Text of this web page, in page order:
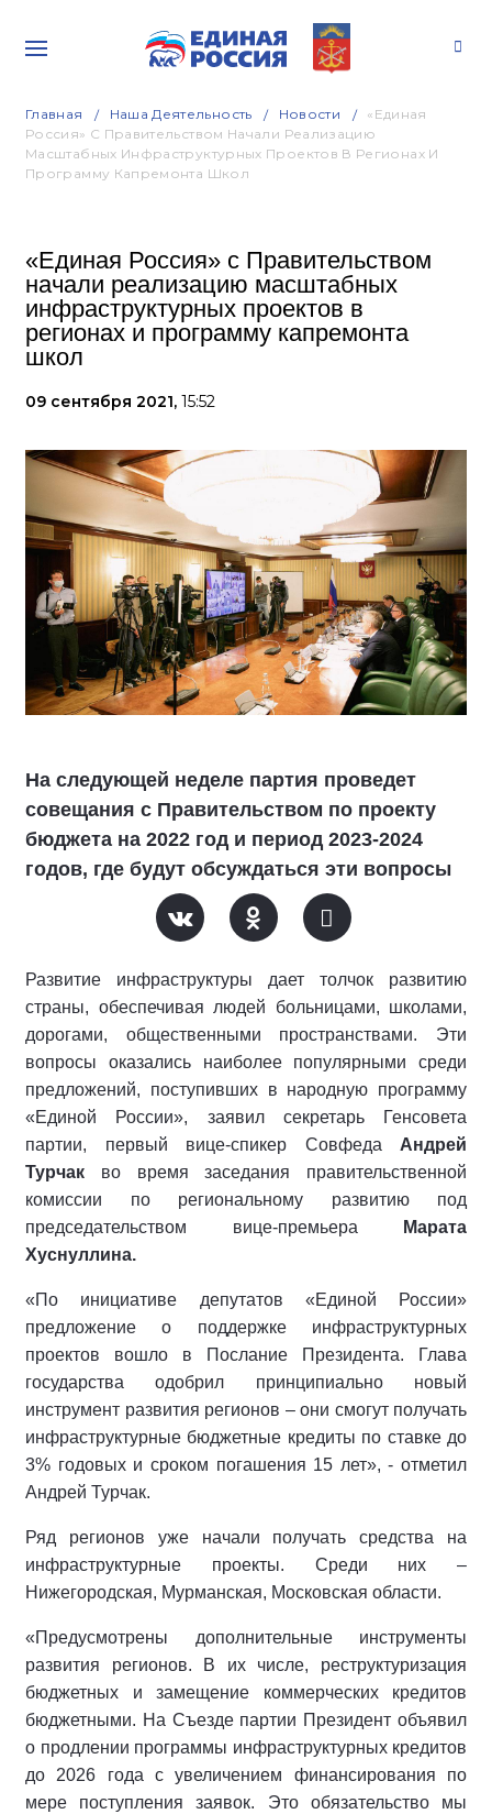
Главная Наша Деятельность Новости
«Единая
Россия» С Правительством Начали Реализацию
Масштабных Инфраструктурных Проектов В Регионах И
Программу Капремонта Школ
«Единая Россия» с Правительством
начали реализацию масштабных
инфраструктурных проектов в
регионах и программу капремонта
школ
09 сентября 2021, 15:52
На следующей неделе партия проведет
совещания с Правительством по проекту
бюджета на 2022 год и период 2023-2024
годов, где будут обсуждаться эти вопросы
Развитие инфраструктуры дает толчок развитию
страны, обеспечивая людей больницами, школами,
дорогами, общественными пространствами. Эти
вопросы оказались наиболее популярными среди
предложений, поступивших в народную программу
«Единой России», заявил секретарь Генсовета
партии, первый вице-спикер Совфеда Андрей
Турчак во время заседания правительственной
комиссии по региональному развитию под
председательством вице-премьера
Марата
Хуснуллина.
«По инициативе депутатов «Единой России»
предложение о поддержке инфраструктурных
проектов вошло в Послание Президента. Глава
государства одобрил принципиально новый
инструмент развития регионов – они смогут получать
инфраструктурные бюджетные кредиты по ставке до
3% годовых и сроком погашения 15 лет», - отметил
Андрей Турчак.
Ряд регионов уже начали получать средства на
инфраструктурные проекты. Среди них –
Нижегородская, Мурманская, Московская области.
«Предусмотрены дополнительные инструменты
развития регионов. В их числе, реструктуризация
бюджетных и замещение коммерческих кредитов
бюджетными. На Съезде партии Президент объявил
о продлении программы инфраструктурных кредитов
до 2026 года с увеличением финансирования по
мере поступления заявок. Это обязательство мы